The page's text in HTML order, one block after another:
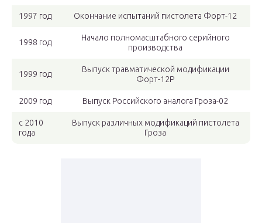
1997 год Окончание испытаний пистолета Форт-12
1998 год
Начало полномасштабного серийного
производства
1999 год
Выпуск травматической модификации
Форт-12Р
2009 год Выпуск Российского аналога Гроза-02
с 2010
года
Выпуск различных модификаций пистолета
Гроза